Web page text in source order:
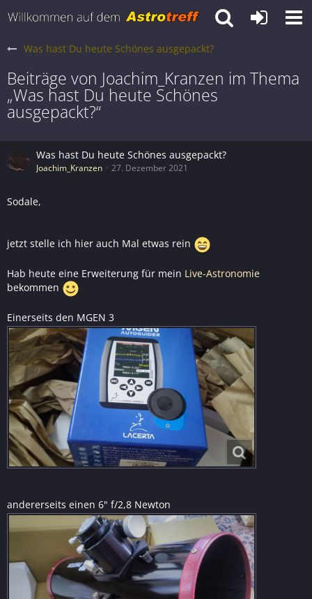
Was hast Du heute Schönes ausgepackt?
Beiträge von Joachim_Kranzen im Thema
„Was hast Du heute Schönes
ausgepackt?“
Was hast Du heute Schönes ausgepackt?
Joachim_Kranzen 27. Dezember 2021
Sodale,
jetzt stelle ich hier auch Mal etwas rein
Hab heute eine Erweiterung für mein Live-Astronomie
bekommen
Einerseits den MGEN 3
andererseits einen 6" f/2,8 Newton